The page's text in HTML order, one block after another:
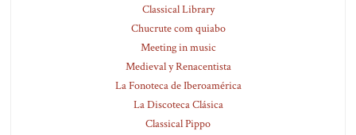
Classical Library
Chucrute com quiabo
Meeting in music
Medieval y Renacentista
La Fonoteca de Iberoamérica
La Discoteca Clásica
Classical Pippo